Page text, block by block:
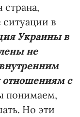
ситуации в
Украины в
не
отношениям с
понимаем,
Но эти